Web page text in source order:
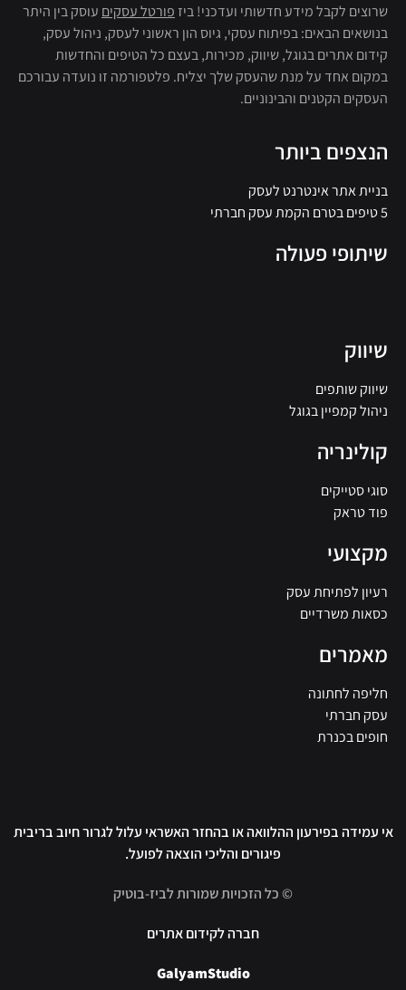
שרוצים לקבל מידע חדשותי ועדכני! ביז פורטל עסקים עוסק בין היתר
בנושאים הבאים: בפיתוח עסקי, גיוס הון ראשוני לעסק, ניהול עסק,
קידום אתרים בגוגל, שיווק, מכירות, בעצם כל הטיפים והחדשות
במקום אחד על מנת שהעסק שלך יצליח. פלטפורמה זו נועדה עבורכם
העסקים הקטנים והבינוניים.
הנצפים ביותר
בניית אתר אינטרנט לעסק
5 טיפים בטרם הקמת עסק חברתי
שיתופי פעולה
שיווק
שיווק שותפים
ניהול קמפיין בגוגל
קולינריה
סוגי סטייקים
פוד טראק
מקצועי
רעיון לפתיחת עסק
כסאות משרדיים
מאמרים
חליפה לחתונה
עסק חברתי
חופים בכנרת
© כל הזכויות שמורות לביז-בוטיק
אי עמידה בפירעון ההלוואה או בהחזר האשראי עלול לגרור חיוב בריבית
פיגורים והליכי הוצאה לפועל.
GalyamStudio
חברה לקידום אתרים